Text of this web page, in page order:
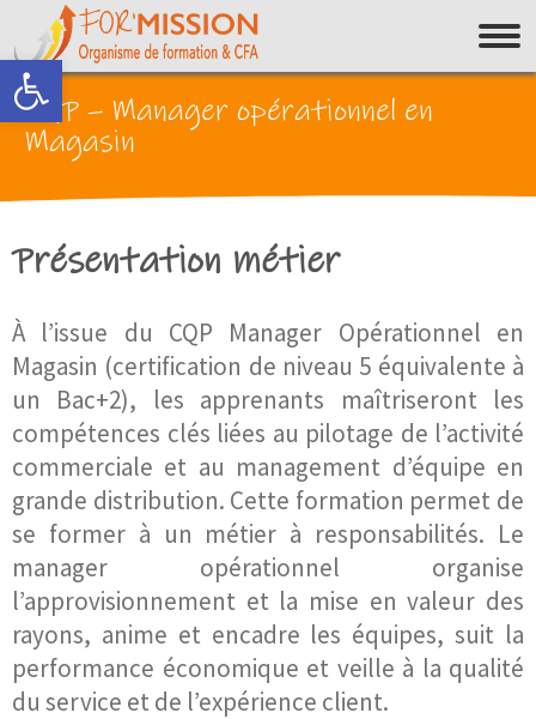
Ouvrir la barre d’outils
CQP – Manager opérationnel en
Magasin
Présentation métier
À l’issue du CQP Manager Opérationnel en
Magasin (certification de niveau 5 équivalente à
un Bac+2), les apprenants maîtriseront les
compétences clés liées au pilotage de l’activité
commerciale et au management d’équipe en
grande distribution. Cette formation permet de
se former à un métier à responsabilités. Le
manager opérationnel organise
l’approvisionnement et la mise en valeur des
rayons, anime et encadre les équipes, suit la
performance économique et veille à la qualité
du service et de l’expérience client.